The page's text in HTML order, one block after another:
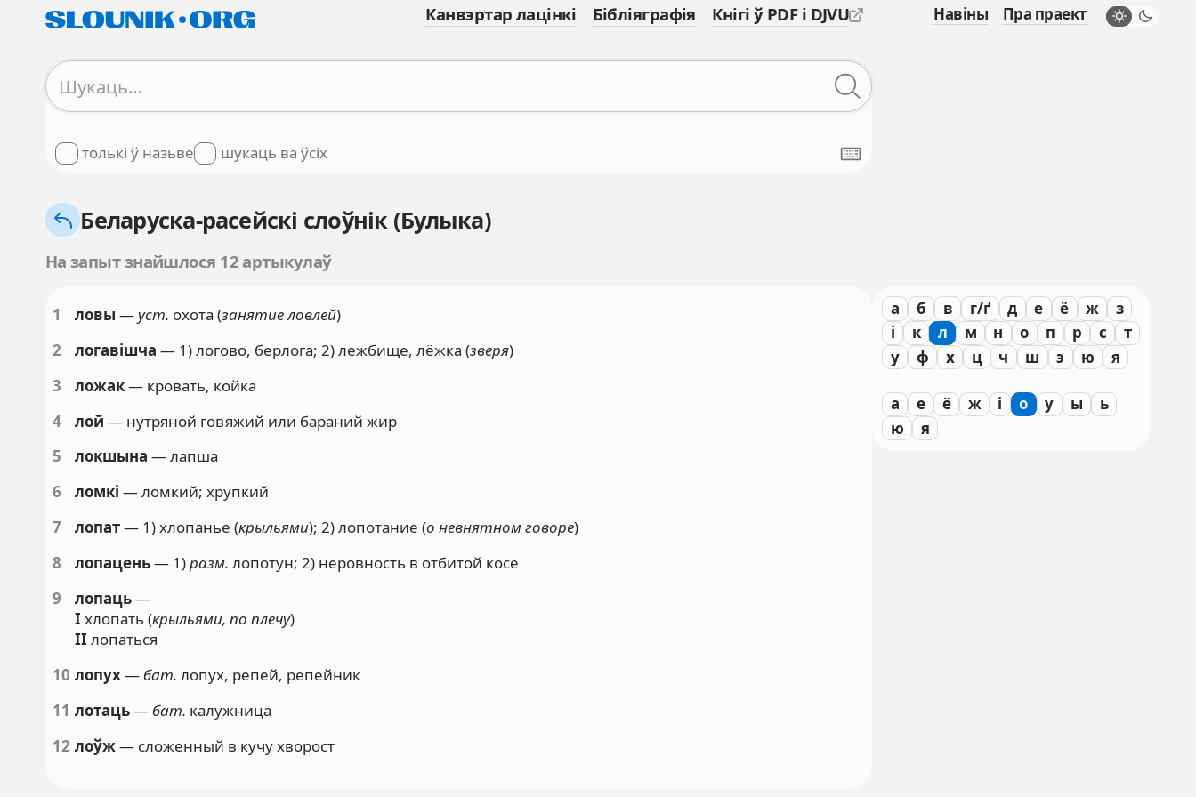
Канвэртар лацінкі Бібліяграфія Кнігі ў PDF і DJVU Навіны Пра праект
толькі ў назьве шукаць ва ўсіх
Беларуска-расейскі слоўнік (Булыка)
На запыт знайшлося 12 артыкулаў
а б в г/ґ д е ё ж
з
і
к л м н о п р с
т
у
ф х ц ч ш э ю я
а е ё ж і о у ы
ь
ю
я
1 ловы —уст. охота (занятие ловлей)
2
логавішча — 1) логово, берлога; 2) лежбище, лёжка (зверя)
3
ложак— кровать, койка
4
лой — нутряной говяжий или бараний жир
5
локшына — лапша
6
ломкі — ломкий; хрупкий
7
лопат— 1) хлопанье (крыльями); 2) лопотание (о невнятном говоре)
8
лопацень— 1)разм. лопотун; 2) неровность в отбитой косе
9
лопаць—
I хлопать (крыльями, по плечу)
II лопаться
10 лопух—бат. лопух, репей, репейник
11 лотаць—бат. калужница
12 лоўж— сложенный в кучу хворост